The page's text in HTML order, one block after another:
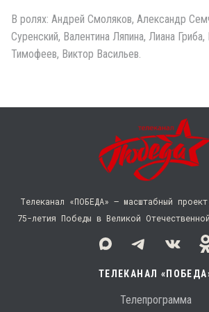
В ролях: Андрей Смоляков, Александр
Суренский, Валентина Ляпина, Лиана
Тимофеев, Виктор Васильев.
Телеканал «ПОБЕДА» — масштабный
75-летия Победы в Великой
ТЕЛЕКАНАЛ
Телепрограмма